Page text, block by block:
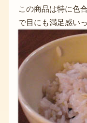
この商品は特に色
で目にも満足感い